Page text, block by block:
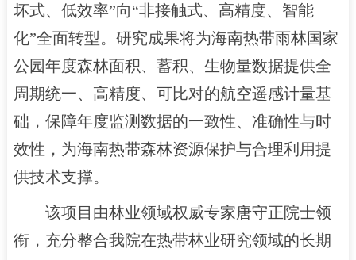
坏式、低效率”向“非接触式、高精度、智能
化”全面转型。研究成果将为海南热带雨林国家
公园年度森林面积、蓄积、生物量数据提供全
周期统一、高精度、可比对的航空遥感计量基
础，保障年度监测数据的一致性、准确性与时
效性，为海南热带森林资源保护与合理利用提
供技术支撑。
该项目由林业领域权威专家唐守正院士领
衔，充分整合我院在热带林业研究领域的长期